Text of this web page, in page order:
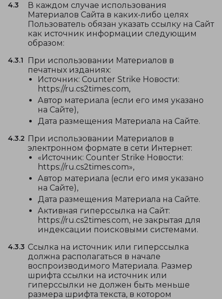
4.3
В каждом случае использования
Материалов Сайта в каких-либо целях
Пользователь обязан указать ссылку на Сайт
как источник информации следующим
образом:
4.3.1
При использовании Материалов в
печатных изданиях:
Источник: Counter Strike Новости:
https://ru.cs2times.com,
Автор материала (если его имя указано
на Сайте),
Дата размещения Материала на Сайте.
4.3.2 При использовании Материалов в
электронном формате в сети Интернет:
«Источник: Counter Strike Новости:
https://ru.cs2times.com»,
Автор материала (если его имя указано
на Сайте),
Дата размещения Материала на Сайте.
Активная гиперссылка на Сайт:
https://ru.cs2times.com, не закрытая для
индексации поисковыми системами.
4.3.3 Ссылка на источник или гиперссылка
должна располагаться в начале
воспроизводимого Материала. Размер
шрифта ссылки на источник или
гиперссылки не должен быть меньше
размера шрифта текста, в котором